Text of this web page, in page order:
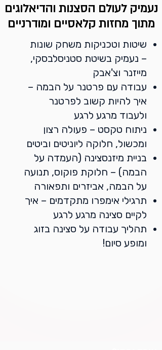
שנשחקה עם השנים,
למדנו להתחבר לכאן ועכשיו
שמולי.
נכנסנו לדמויות, לרגש
ולטקסט
הופענו על הבמה!
ועכשיו –
ממשיכים!
אני רוצה להמשיך
נעמיק לעולם הסצנות והדיאלוגים
מתוך מחזות קלאסיים ומודרניים
נעמיק לעולם הסצנות והדיאלוגים
מתוך מחזות קלאסיים ומודרניים
שיטות וטכניקות משחק שונות
– נעמיק בשיטת סטניסלבסקי,
מייזנר וצ'אבק
עבודה עם פרטנר על הבמה –
איך להיות קשוב לפרטנר
ולעבוד מרגע לרגע
ניתוח טקסט – פעולה רצון
ומכשול, חלוקה ליוניטים וביטים
בניית מיזנסצינה (העמדה על
הבמה) – חלוקת פוקוס, תנועה
על הבמה, אביזרים ותפאורה
תרגילי אימפרו מתקדמים – איך
לקיים סצינה מרגע לרגע
תהליך עבודה על סצינה בזוג
ומופע סיום!